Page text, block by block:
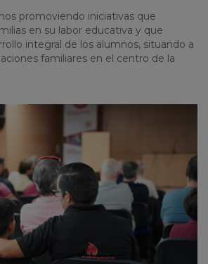
promoviendo iniciativas que
en su labor educativa y que
integral de los alumnos, situando a
familiares en el centro de la